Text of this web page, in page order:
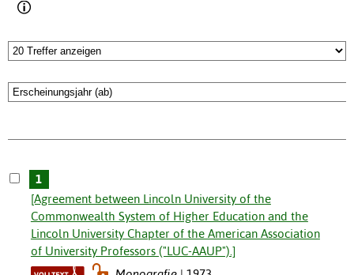
1
[Agreement between Lincoln University of the
Commonwealth System of Higher Education and the
Lincoln University Chapter of the American Association
of University Professors ("LUC-AAUP").]